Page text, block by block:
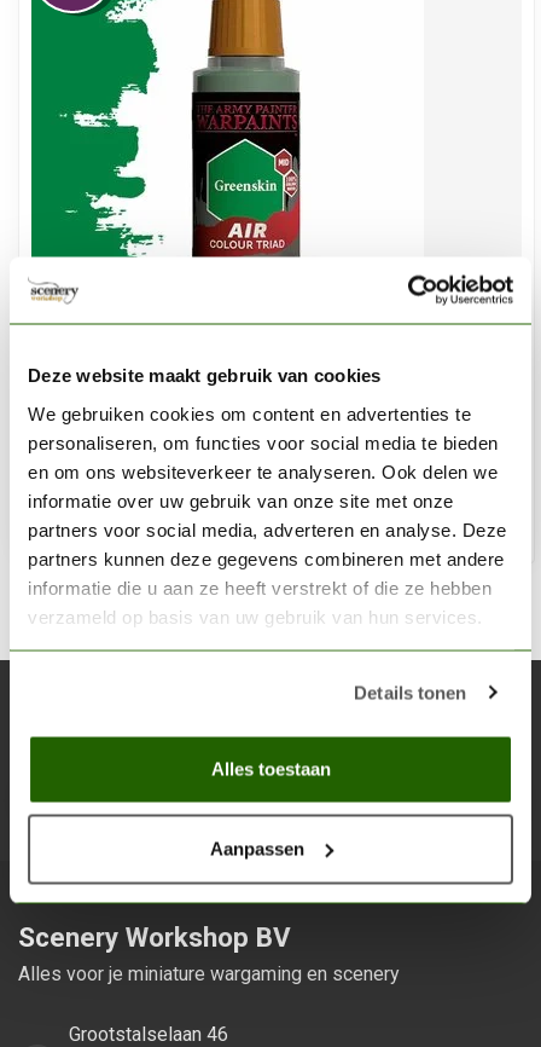
Deze website maakt gebruik van cookies
We gebruiken cookies om content en advertenties te
personaliseren, om functies voor social media te bieden
en om ons websiteverkeer te analyseren. Ook delen we
informatie over uw gebruik van onze site met onze
partners voor social media, adverteren en analyse. Deze
partners kunnen deze gegevens combineren met andere
informatie die u aan ze heeft verstrekt of die ze hebben
verzameld op basis van uw gebruik van hun services.
Details tonen
Alles toestaan
Aanpassen
Greenskin - Warpaints Air - 18ml - AW1111
€3,05 €2,60
Op voorraad
Blijf op de hoogte over onze laatste acties
Scenery Workshop BV
Alles voor je miniature wargaming en scenery
Grootstalselaan 46